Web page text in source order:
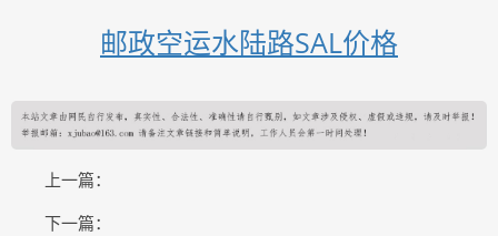
邮政空运水陆路SAL价格
上一篇：
下一篇：